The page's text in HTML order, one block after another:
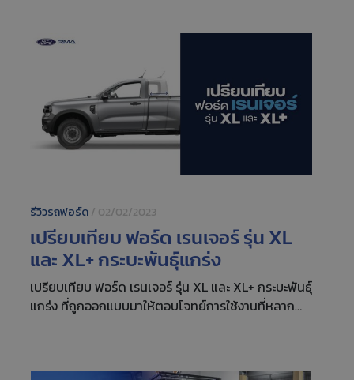
รีวิวรถฟอร์ด/ 02/02/2023
เปรียบเทียบ ฟอร์ด เรนเจอร์ รุ่น XL
และ XL+ กระบะพันธุ์แกร่ง
เปรียบเทียบ ฟอร์ด เรนเจอร์ รุ่น XL และ XL+ กระบะพันธุ์
แกร่ง ที่ถูกออกแบบมาให้ตอบโจทย์การใช้งานที่หลาก